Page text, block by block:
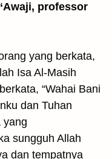
professor
yang berkata,
Isa Al-Masih
“Wahai Bani
dan Tuhan
yang
sungguh Allah
dan tempatnya